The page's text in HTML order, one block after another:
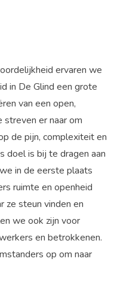
ervaren we
in De Glind een grote
van een open,
streven er naar om
de pijn, complexiteit en
doel is bij te dragen aan
in de eerste plaats
ruimte en openheid
ze steun vinden en
we ook zijn voor
en betrokkenen.
op om naar